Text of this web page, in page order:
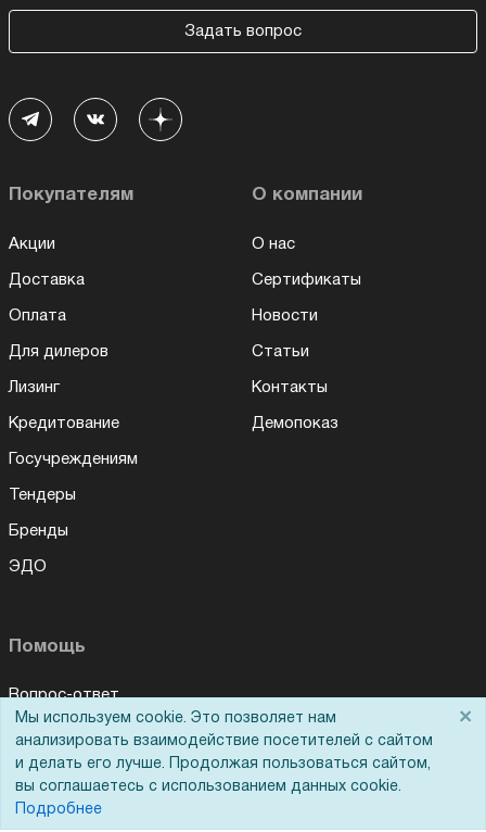
Задать вопрос
Покупателям
Акции
Доставка
Оплата
Для дилеров
Лизинг
Кредитование
Госучреждениям
Тендеры
Бренды
ЭДО
О компании
О нас
Сертификаты
Новости
Статьи
Контакты
Демопоказ
Помощь
Вопрос-ответ
Гарантии и возврат
Сервисный центр
Мы используем cookie. Это позволяет нам
анализировать взаимодействие посетителей с сайтом
и делать его лучше. Продолжая пользоваться сайтом,
вы соглашаетесь с использованием данных cookie.
Подробнее
×